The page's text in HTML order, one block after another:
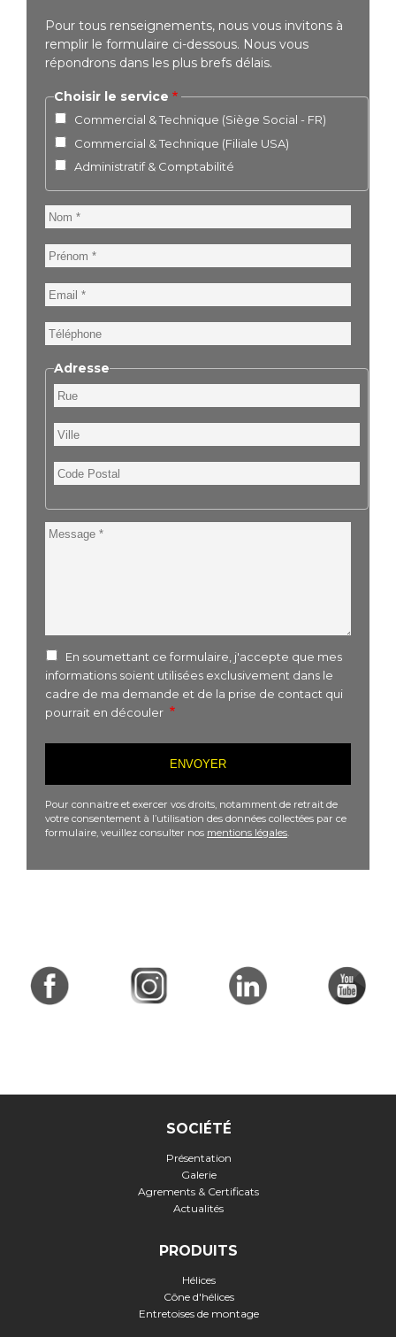
Pour tous renseignements, nous vous invitons à
remplir le formulaire ci-dessous. Nous vous
répondrons dans les plus brefs délais.
Choisir le service
Commercial & Technique (Siège Social - FR)
Commercial & Technique (Filiale USA)
Administratif & Comptabilité
Nom
Prénom
Email
Téléphone
Adresse
Rue
Ville
Code
Postal
Message
En soumettant ce formulaire, j'accepte que mes
informations soient utilisées exclusivement dans le
cadre de ma demande et de la prise de contact qui
pourrait en découler
Pour connaitre et exercer vos droits, notamment de retrait de
votre consentement à l’utilisation des données collectées par ce
formulaire, veuillez consulter nos mentions légales
SOCIÉTÉ
Présentation
Galerie
Agrements & Certificats
Actualités
PRODUITS
Hélices
Cône d'hélices
Entretoises de montage